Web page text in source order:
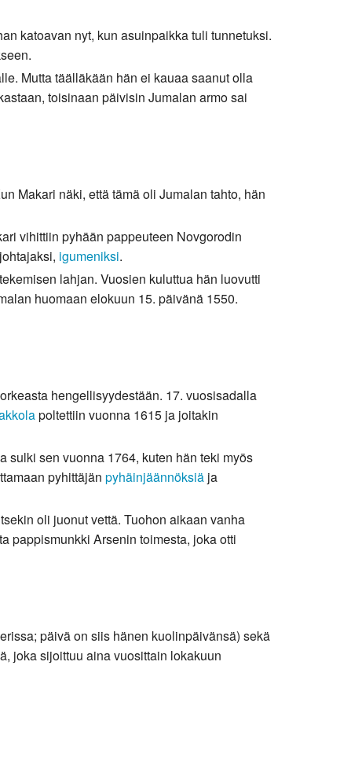
katoavan nyt, kun asuinpaikka tuli tunnetuksi.
Mutta täälläkään hän ei kauaa saanut olla
toisinaan päivisin Jumalan armo sai
Makari näki, että tämä oli Jumalan tahto, hän
vihittiin pyhään pappeuteen Novgorodin
igumeniksi.
lahjan. Vuosien kuluttua hän luovutti
huomaan elokuun 15. päivänä 1550.
hengellisyydestään. 17. vuosisadalla
poltettiin vuonna 1615 ja joitakin
sulki sen vuonna 1764, kuten hän teki myös
pyhittäjän pyhäinjäännöksiä ja
oli juonut vettä. Tuohon aikaan vanha
pappismunkki Arsenin toimesta, joka otti
päivä on siis hänen kuolinpäivänsä) sekä
joka sijoittuu aina vuosittain lokakuun